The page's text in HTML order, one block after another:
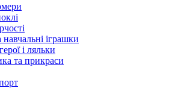
навчальні іграшки
і ляльки
та прикраси